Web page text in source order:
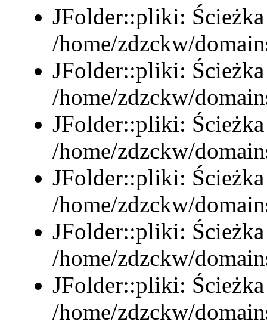
JFolder::pliki:
/home/zdzckw/
JFolder::pliki:
/home/zdzckw/
JFolder::pliki:
/home/zdzckw/
JFolder::pliki:
/home/zdzckw/
JFolder::pliki:
/home/zdzckw/
JFolder::pliki:
/home/zdzckw/